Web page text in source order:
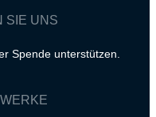
SIE UNS
Spende unterstützen.